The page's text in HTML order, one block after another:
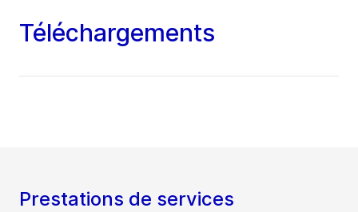
Téléchargements
Prestations de services